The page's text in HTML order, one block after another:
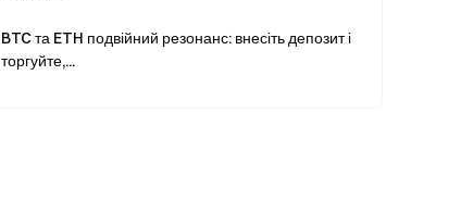
BTC та ETH подвійний резонанс: внесіть депозит і
торгуйте,...